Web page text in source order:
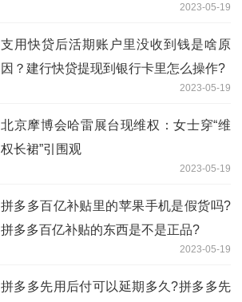
2023-05-19
支用快贷后活期账户里没收到钱是啥原
因？建行快贷提现到银行卡里怎么操作?
2023-05-19
北京摩博会哈雷展台现维权：女士穿“维
权长裙”引围观
2023-05-19
拼多多百亿补贴里的苹果手机是假货吗?
拼多多百亿补贴的东西是不是正品?
2023-05-19
拼多多先用后付可以延期多久?拼多多先